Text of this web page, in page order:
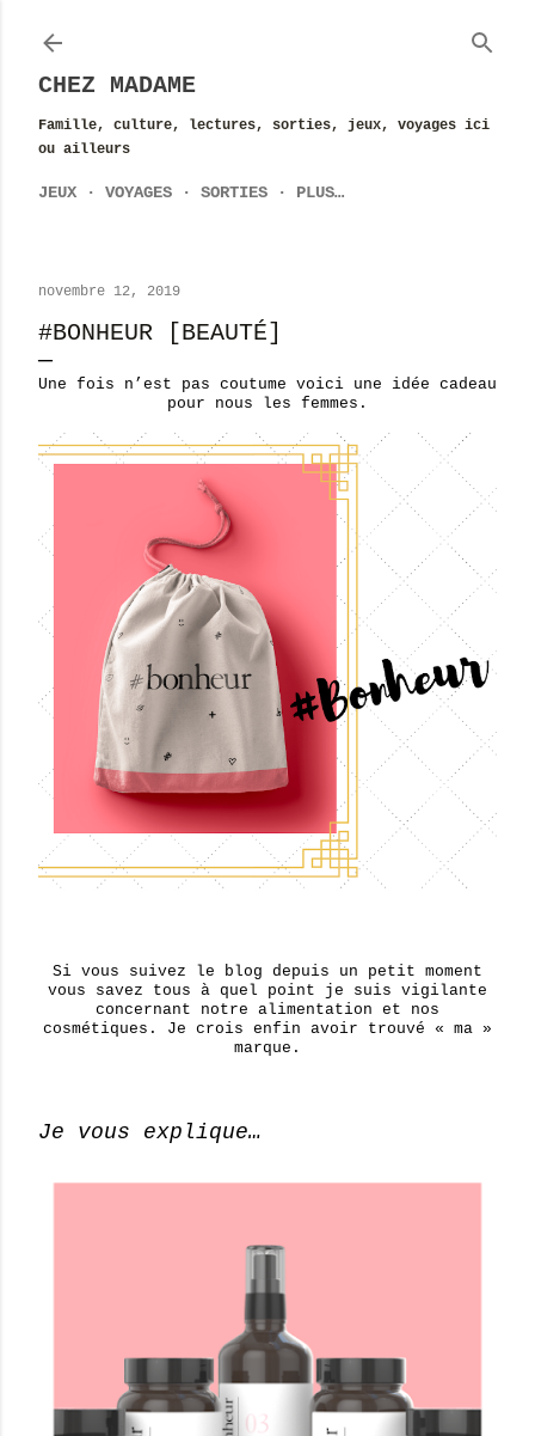
CHEZ MADAME
Famille, culture, lectures, sorties, jeux, voyages ici
ou ailleurs
JEUX VOYAGES SORTIES PLUS…
novembre 12, 2019
#BONHEUR [BEAUTÉ]
Une fois n’est pas coutume voici une idée cadeau
pour nous les femmes.
Si vous suivez le blog depuis un petit moment
vous savez tous à quel point je suis vigilante
concernant notre alimentation et nos
cosmétiques. Je crois enfin avoir trouvé « ma »
marque.
Je vous explique…